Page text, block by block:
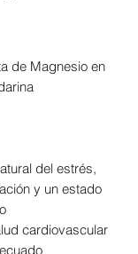
de Magnesio en
del estrés,
y un estado
cardiovascular